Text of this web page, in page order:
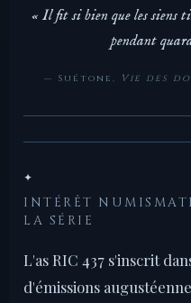
« Il fit si bien que les siens
pendant
— Suétone, Vie des
✦
INTÉRÊT
LA SÉRIE
L'as RIC 437 s'inscrit
d'émissions